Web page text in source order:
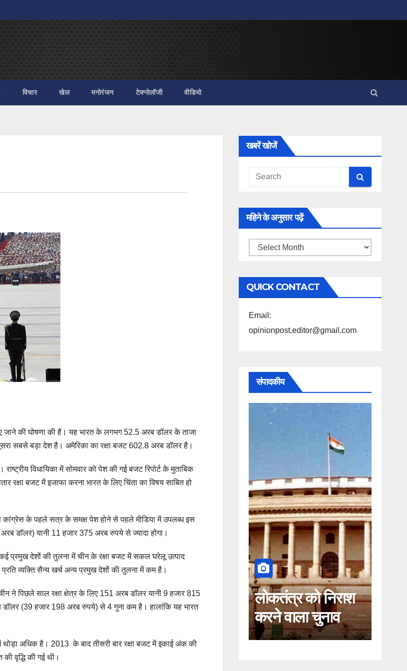
विचार खेल मनोरंजन टेक्नोलॉजी वीडियो
जाने की घोषणा की है। यह भारत के लगभग 52.5 अरब डॉलर के ताजा
सबसे बड़ा देश है। अमेरिका का रक्षा बजट 602.8 अरब डॉलर है।
विधायिका में सोमवार को पेश की गई बजट रिपोर्ट के मुताबिक
बजट में इजाफा करना भारत के लिए चिंता का विषय साबित हो
कांग्रेस के पहले सत्र के समक्ष पेश होने से पहले मीडिया में उपलब्ध इस
डॉलर) यानी 11 हजार 375 अरब रुपये से ज्यादा होगा।
प्रमुख देशों की तुलना में चीन के रक्षा बजट में सकल घरेलू उत्पाद
प्रति व्यक्ति सैन्य खर्च अन्य प्रमुख देशों की तुलना में कम है।
पिछले साल रक्षा क्षेत्र के लिए 151 अरब डॉलर यानी 9 हजार 815
(39 हजार 198 अरब रुपये) से 4 गुना कम है। हालांकि यह भारत
अधिक है। 2013 के बाद तीसरी बार रक्षा बजट में इकाई अंक की
वृद्धि की गई थी।
खबरें खोजें
महिने के अनुसार पढ़ें
महिने
अनुसार
पढ़ें
QUICK CONTACT
Email:
opinionpost.editor@gmail.com
संपादकीय
यह विपक्ष की मूर्खता
का नतीजा है
लोकतंत्र को निराश
करने वाला चुनाव
कहीं यह सीजेआई के
खिलाफ साजिश तो
नहीं!